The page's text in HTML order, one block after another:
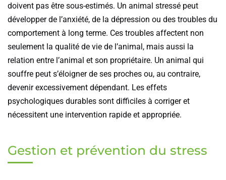
doivent pas être sous-estimés. Un animal stressé peut
développer de l’anxiété, de la dépression ou des troubles du
comportement à long terme. Ces troubles affectent non
seulement la qualité de vie de l’animal, mais aussi la
relation entre l’animal et son propriétaire. Un animal qui
souffre peut s’éloigner de ses proches ou, au contraire,
devenir excessivement dépendant. Les effets
psychologiques durables sont difficiles à corriger et
nécessitent une intervention rapide et appropriée.
Gestion et prévention du stress